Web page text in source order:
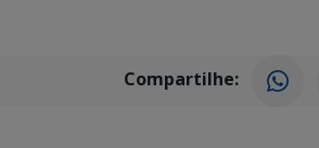
Compartilhe: